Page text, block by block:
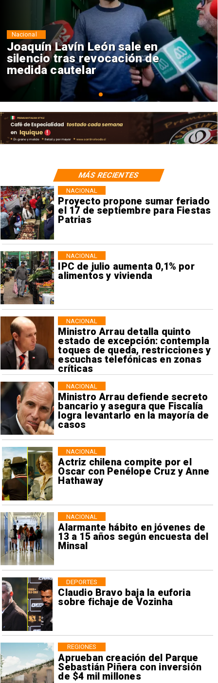
Chile y Venezuela formalizan
reinicio de relaciones
consulares
Nacional
Proyecto propone sumar feriado
el 17 de septiembre para Fiestas
Patrias
NACIONAL
IPC de julio aumenta 0,1% por
alimentos y vivienda
NACIONAL
Ministro Arrau detalla quinto
estado de excepción: contempla
toques de queda, restricciones y
escuchas telefónicas en zonas
críticas
NACIONAL
Ministro Arrau defiende secreto
bancario y asegura que Fiscalía
logra levantarlo en la mayoría de
casos
NACIONAL
Actriz chilena compite por el
Oscar con Penélope Cruz y Anne
Hathaway
NACIONAL
Alarmante hábito en jóvenes de
13 a 15 años según encuesta del
Minsal
NACIONAL
Claudio Bravo baja la euforia
sobre fichaje de Vozinha
DEPORTES
Aprueban creación del Parque
Sebastián Piñera con inversión
de $4 mil millones
REGIONES
MÁS RECIENTES